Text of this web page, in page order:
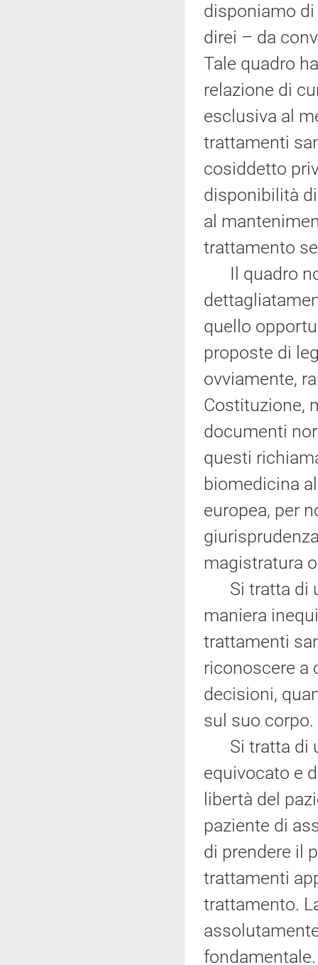
disponiamo
direi – da
Tale quadro
relazione di
esclusiva al
trattamenti
cosiddetto
disponibilità
al
trattamento
Il quadro
quello
proposte di
ovviamente,
Costituzione,
documenti
questi
biomedicina
europea, per
magistratura
Si tratta di
maniera
trattamenti
riconoscere a
decisioni,
sul suo corpo.
Si tratta di
equivocato e
libertà del
paziente di
di prendere il
trattamenti
trattamento.